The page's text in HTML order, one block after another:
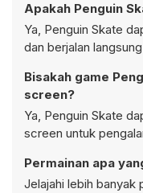
Apakah Penguin
Ya, Penguin Skate
dan berjalan
Bisakah game
screen?
Ya, Penguin Skate
screen untuk
Permainan apa
Jelajahi lebih banyak